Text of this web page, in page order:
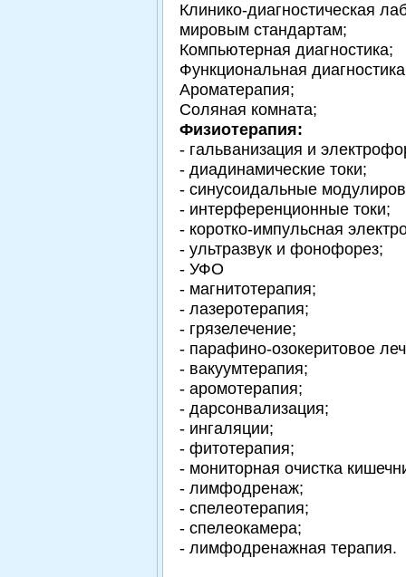
Клинико-диагностическая
мировым стандартам;
Компьютерная диагностика;
Функциональная
Ароматерапия;
Соляная комната;
Физиотерапия:
- гальванизация и
- диадинамические токи;
- синусоидальные
- интерференционные токи;
- коротко-импульсная
- ультразвук и фонофорез;
- УФО
- магнитотерапия;
- лазеротерапия;
- грязелечение;
- парафино-озокеритовое
- вакуумтерапия;
- аромотерапия;
- дарсонвализация;
- ингаляции;
- фитотерапия;
- мониторная очистка
- лимфодренаж;
- спелеотерапия;
- спелеокамера;
- лимфодренажная терапия.